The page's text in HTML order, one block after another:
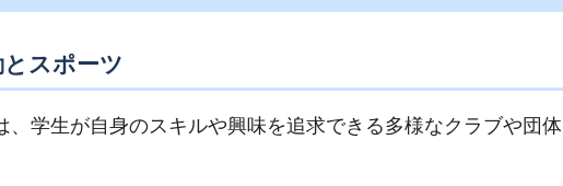
スポーツ
、学生が自身のスキルや興味を追求できる多様なクラブや団体